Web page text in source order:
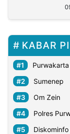
KABAR
Purwakarta
Sumenep
Om Zein
Polres